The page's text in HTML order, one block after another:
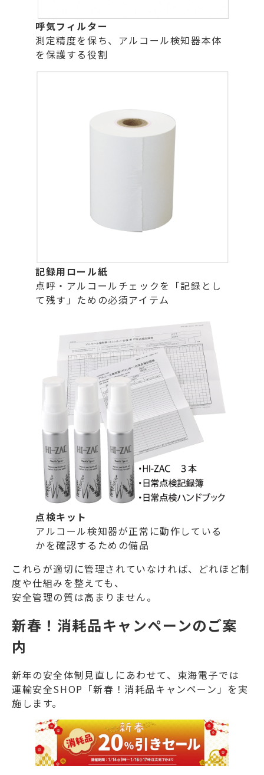
呼気フィルター
測定精度を保ち、アルコール検知器本体
を保護する役割
記録用ロール紙
点呼・アルコールチェックを「記録とし
て残す」ための必須アイテム
点検キット
アルコール検知器が正常に動作している
かを確認するための備品
これらが適切に管理されていなければ、どれほど制
度や仕組みを整えても、
安全管理の質は高まりません。
新春！消耗品キャンペーンのご案
内
新年の安全体制見直しにあわせて、東海電子では
運輸安全SHOP「新春！消耗品キャンペーン 」を実
施します。